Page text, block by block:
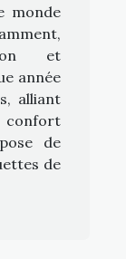
monde
et
année
alliant
de
de